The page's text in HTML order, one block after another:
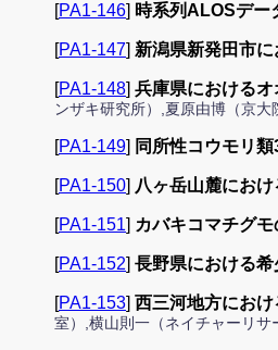
[PA1-146] 時系列ALOSデー
[PA1-147] 新潟県新発田市
[PA1-148] 兵庫県における
ンザキ研究所）,夏原由博（京大
[PA1-149] 同所性コウモリ
[PA1-150] 八ヶ岳山麓にお
[PA1-151] カバキコマチグ
[PA1-152] 長野県における
[PA1-153] 西三河地方にお
室）,横山則一（ネイチャーリサ